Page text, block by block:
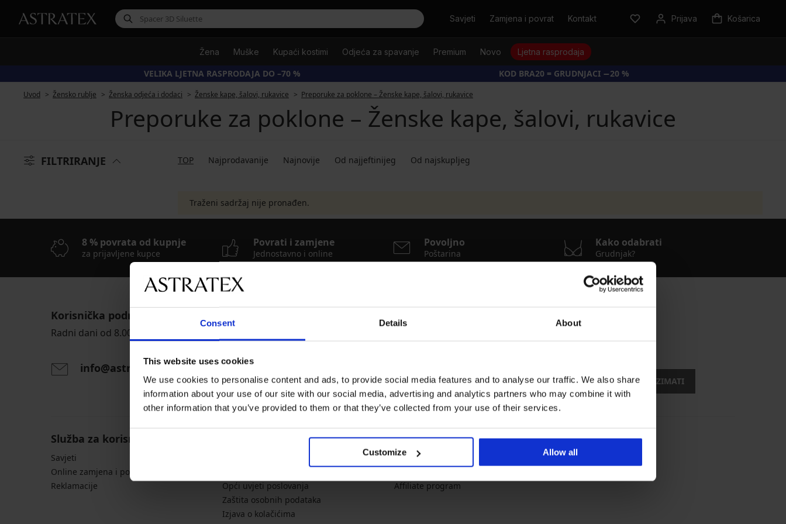
Consent Details About
This website uses cookies
We use cookies to personalise content and ads, to provide social media features and to analyse our traffic. We also share
information about your use of our site with our social media, advertising and analytics partners who may combine it with
other information that you’ve provided to them or that they’ve collected from your use of their services.
Customize Allow all
TražitiSavjeti Zamjena i povrat Kontakt Prijava Košarica
Žena Muške Kupaći kostimi Odjeća za spavanje Premium Novo Ljetna rasprodaja
VELIKA LJETNA RASPRODAJA DO –70 % KOD BRA20 = GRUDNJACI −20 %
Uvod Žensko rublje Ženska odjeća i dodaci Ženske kape, šalovi, rukavice Preporuke za poklone – Ženske kape, šalovi, rukavice
Preporuke za poklone – Ženske kape, šalovi, rukavice
FILTRIRANJE TOP Najprodavanije Najnovije Od najjeftinijeg Od najskupljeg
Traženi sadržaj nije pronađen.
8 % povrata od kupnje
za prijavljene kupce
Povrati i zamjene
Jednostavno i online
Povoljno
Poštarina
Kako odabrati
Grudnjak?
Korisnička podrška
Radni dani od 8.00 - 16.00
info@astratex.hr
ŽELIM PREUZIMATI
Služba za korisnike
Savjeti
Online zamjena i povrat
Reklamacije
Opće informacije
Opći uvjeti poslovanja
Zaštita osobnih podataka
Izjava o kolačićima
O tvrtki
O Astratex.hr
Affiliate program